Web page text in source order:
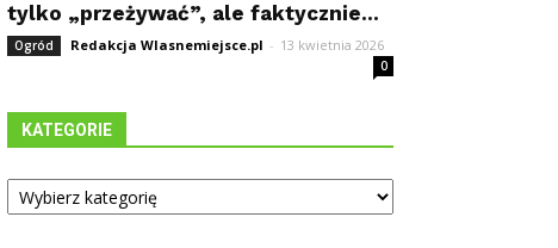
tylko „przeżywać”, ale faktycznie...
Ogród Redakcja Wlasnemiejsce.pl - 13 kwietnia 2026
0
KATEGORIE
Kategorie